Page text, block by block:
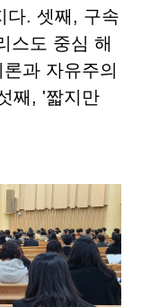
다. 셋째, 구속
스도 중심 해
과 자유주의
째, '짧지만